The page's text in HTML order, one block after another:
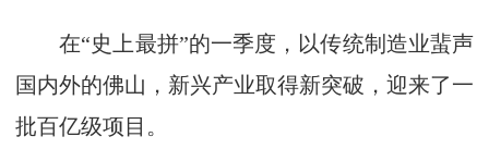
在“史上最拼”的一季度，以传统制造业蜚声
国内外的佛山，新兴产业取得新突破，迎来了一
批百亿级项目。